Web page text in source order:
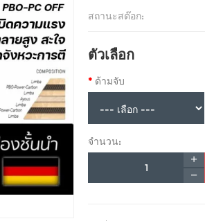
สถานะสต๊อก:
ตัวเลือก
ด้ามจับ
จำนวน: